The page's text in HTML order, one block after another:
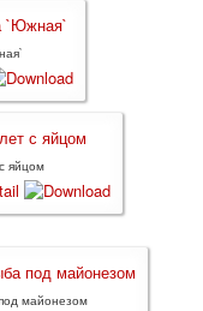
яйцом
майонезом